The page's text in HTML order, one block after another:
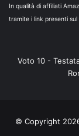
In qualità di affiliati
tramite i link presenti sul
Voto 10 -
© Copyright